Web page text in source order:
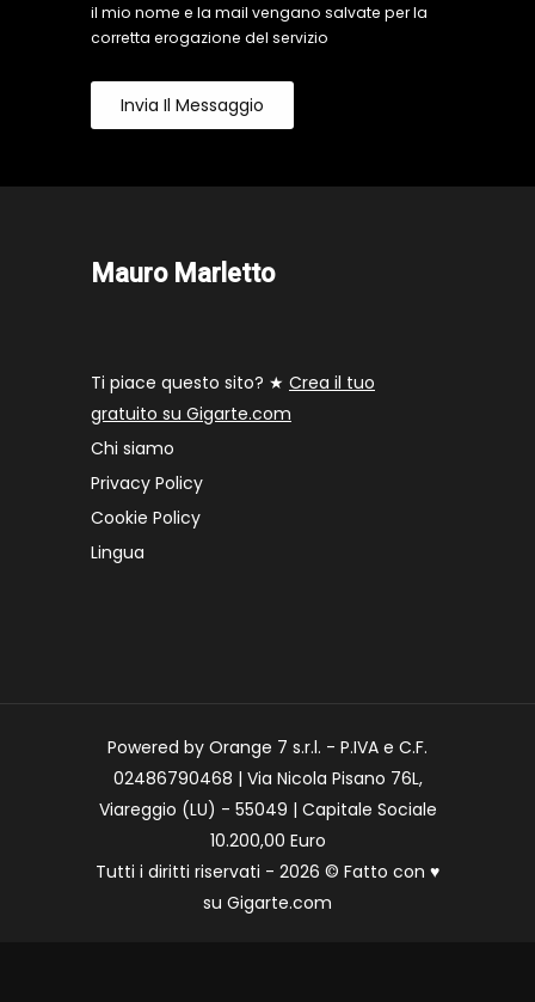
il mio nome e la mail vengano salvate per la
corretta erogazione del servizio
Invia Il Messaggio
Mauro Marletto
Ti piace questo sito? ★ Crea il tuo
gratuito su Gigarte.com
Chi siamo
Privacy Policy
Cookie Policy
Lingua
Powered by Orange 7 s.r.l. - P.IVA e C.F.
02486790468 | Via Nicola Pisano 76L,
Viareggio (LU) - 55049 | Capitale Sociale
10.200,00 Euro
Tutti i diritti riservati - 2026 © Fatto con ♥
su Gigarte.com